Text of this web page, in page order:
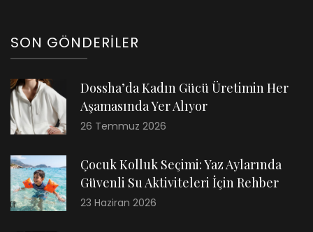
SON GÖNDERILER
Dossha’da Kadın Gücü Üretimin Her
Aşamasında Yer Alıyor
26 Temmuz 2026
Çocuk Kolluk Seçimi: Yaz Aylarında
Güvenli Su Aktiviteleri İçin Rehber
23 Haziran 2026